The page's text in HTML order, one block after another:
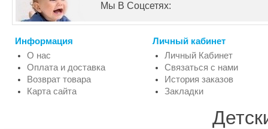
Мы В Соцсетях:
Информация
О нас
Оплата и доставка
Возврат товара
Карта сайта
Личный кабинет
Личный Кабинет
Связаться с нами
История заказов
Закладки